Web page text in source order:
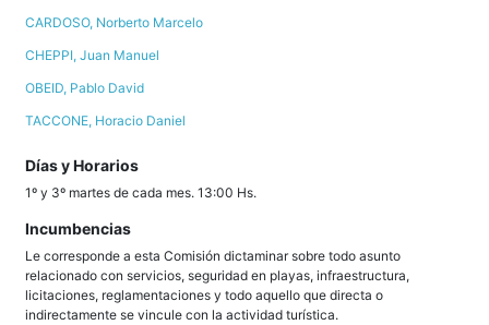
CARDOSO, Norberto Marcelo
CHEPPI, Juan Manuel
OBEID, Pablo David
TACCONE, Horacio Daniel
Días y Horarios
1º y 3º martes de cada mes. 13:00 Hs.
Incumbencias
Le corresponde a esta Comisión dictaminar sobre todo asunto
relacionado con servicios, seguridad en playas, infraestructura,
licitaciones, reglamentaciones y todo aquello que directa o
indirectamente se vincule con la actividad turística.